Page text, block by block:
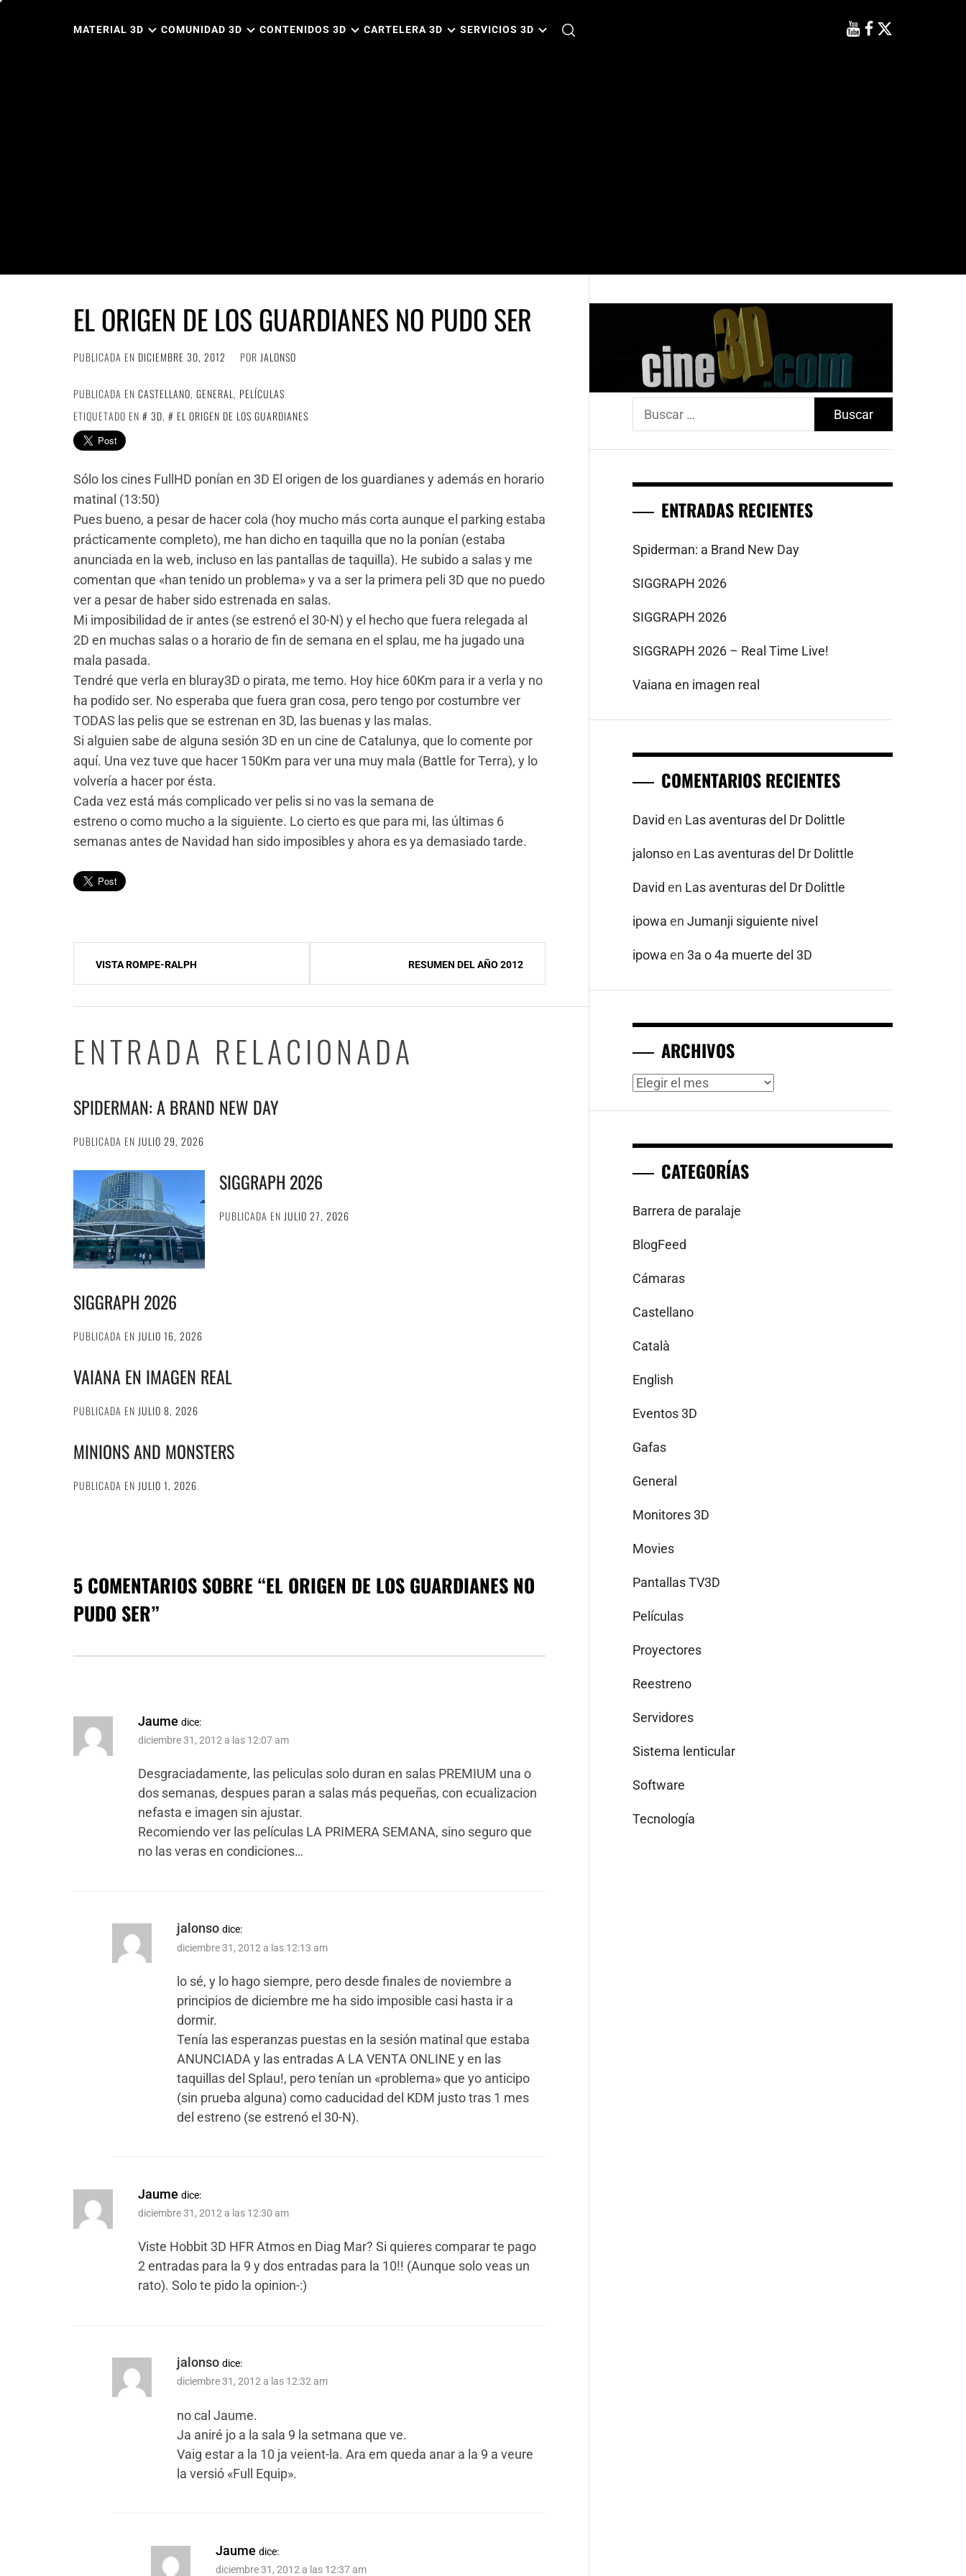
MATERIAL 3D COMUNIDAD 3D CONTENIDOS 3D CARTELERA 3D SERVICIOS 3D
EL ORIGEN DE LOS GUARDIANES NO PUDO SER
PUBLICADA EN DICIEMBRE 30, 2012 POR JALONSO
PUBLICADA EN CASTELLANO, GENERAL, PELÍCULAS
ETIQUETADO EN
3D, EL ORIGEN DE LOS GUARDIANES
Sólo los cines FullHD ponían en 3D El origen de los guardianes y además en horario
matinal (13:50)
Pues bueno, a pesar de hacer cola (hoy mucho más corta aunque el parking estaba
prácticamente completo), me han dicho en taquilla que no la ponían (estaba
anunciada en la web, incluso en las pantallas de taquilla). He subido a salas y me
comentan que «han tenido un problema» y va a ser la primera peli 3D que no puedo
ver a pesar de haber sido estrenada en salas.
Mi imposibilidad de ir antes (se estrenó el 30-N) y el hecho que fuera relegada al
2D en muchas salas o a horario de fin de semana en el splau, me ha jugado una
mala pasada.
Tendré que verla en bluray3D o pirata, me temo. Hoy hice 60Km para ir a verla y no
ha podido ser. No esperaba que fuera gran cosa, pero tengo por costumbre ver
TODAS las pelis que se estrenan en 3D, las buenas y las malas.
Si alguien sabe de alguna sesión 3D en un cine de Catalunya, que lo comente por
aquí. Una vez tuve que hacer 150Km para ver una muy mala (Battle for Terra), y lo
volvería a hacer por ésta.
Cada vez está más complicado ver pelis si no vas la semana de
estreno o como mucho a la siguiente. Lo cierto es que para mi, las últimas 6
semanas antes de Navidad han sido imposibles y ahora es ya demasiado tarde.
Navegación
de
entradas
VISTA ROMPE-RALPH RESUMEN DEL AÑO 2012
ENTRADA RELACIONADA
SPIDERMAN: A BRAND NEW DAY
PUBLICADA EN JULIO 29, 2026
SIGGRAPH 2026
PUBLICADA EN JULIO 27, 2026
SIGGRAPH 2026
PUBLICADA EN JULIO 16, 2026
VAIANA EN IMAGEN REAL
PUBLICADA EN JULIO 8, 2026
MINIONS AND MONSTERS
PUBLICADA EN JULIO 1, 2026
5 COMENTARIOS SOBRE “EL ORIGEN DE LOS GUARDIANES NO
PUDO SER”
Jaume dice:
diciembre 31, 2012 a las 12:07 am
Desgraciadamente, las peliculas solo duran en salas PREMIUM una o
dos semanas, despues paran a salas más pequeñas, con ecualizacion
nefasta e imagen sin ajustar.
Recomiendo ver las películas LA PRIMERA SEMANA, sino seguro que
no las veras en condiciones…
jalonso dice:
diciembre 31, 2012 a las 12:13 am
lo sé, y lo hago siempre, pero desde finales de noviembre a
principios de diciembre me ha sido imposible casi hasta ir a
dormir.
Tenía las esperanzas puestas en la sesión matinal que estaba
ANUNCIADA y las entradas A LA VENTA ONLINE y en las
taquillas del Splau!, pero tenían un «problema» que yo anticipo
(sin prueba alguna) como caducidad del KDM justo tras 1 mes
del estreno (se estrenó el 30-N).
Jaume dice:
diciembre 31, 2012 a las 12:30 am
Viste Hobbit 3D HFR Atmos en Diag Mar? Si quieres comparar te pago
2 entradas para la 9 y dos entradas para la 10!! (Aunque solo veas un
rato). Solo te pido la opinion-:)
jalonso dice:
diciembre 31, 2012 a las 12:32 am
no cal Jaume.
Ja aniré jo a la sala 9 la setmana que ve.
Vaig estar a la 10 ja veient-la. Ara em queda anar a la 9 a veure
la versió «Full Equip».
Jaume dice:
diciembre 31, 2012 a las 12:37 am
Buscar:
ENTRADAS RECIENTES
Spiderman: a Brand New Day
SIGGRAPH 2026
SIGGRAPH 2026
SIGGRAPH 2026 – Real Time Live!
Vaiana en imagen real
COMENTARIOS RECIENTES
David en Las aventuras del Dr Dolittle
jalonsoen Las aventuras del Dr Dolittle
David en Las aventuras del Dr Dolittle
ipowa enJumanji siguiente nivel
ipowa en3a o 4a muerte del 3D
ARCHIVOS
Archivos
CATEGORÍAS
Barrera de paralaje
BlogFeed
Cámaras
Castellano
Català
English
Eventos 3D
Gafas
General
Monitores 3D
Movies
Pantallas TV3D
Películas
Proyectores
Reestreno
Servidores
Sistema lenticular
Software
Tecnología